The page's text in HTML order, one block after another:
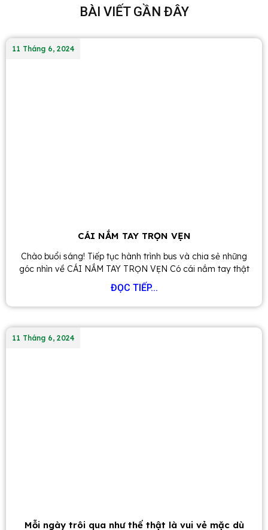
BÀI VIẾT GẦN ĐÂY
CÁI NẮM TAY TRỌN VẸN
11 Tháng 6, 2024
Chào buổi sáng! Tiếp tục hành trình bus và chia sẻ những
góc nhìn về CÁI NẮM TAY TRỌN VẸN Có cái nắm tay thật
ĐỌC TIẾP...
Mỗi ngày trôi qua như thế thật là vui vẻ mặc dù
11 Tháng 6, 2024